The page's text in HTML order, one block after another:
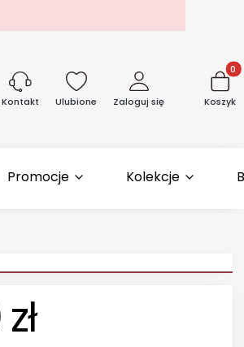
Kontakt Ulubione Zaloguj się Koszyk
Promocje Kolekcje